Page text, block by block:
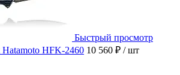
Быстрый просмотр
HFK-2460 10 560 ₽ / шт